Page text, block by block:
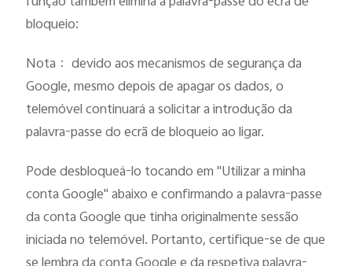
bloqueio:
Nota： devido aos mecanismos de segurança da
Google, mesmo depois de apagar os dados, o
telemóvel continuará a solicitar a introdução da
palavra-passe do ecrã de bloqueio ao ligar.
Pode desbloqueá-lo tocando em "Utilizar a minha
conta Google" abaixo e confirmando a palavra-passe
da conta Google que tinha originalmente sessão
iniciada no telemóvel. Portanto, certifique-se de que